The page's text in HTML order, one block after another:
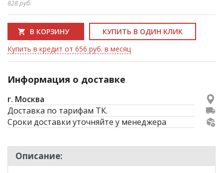
828руб.
В КОРЗИНУ
КУПИТЬ В ОДИН КЛИК
Купить в кредит от 656 руб. в месяц
Информация о доставке
г. Москва
Доставка по тарифам ТК.
Сроки доставки уточняйте у менеджера
Описание: